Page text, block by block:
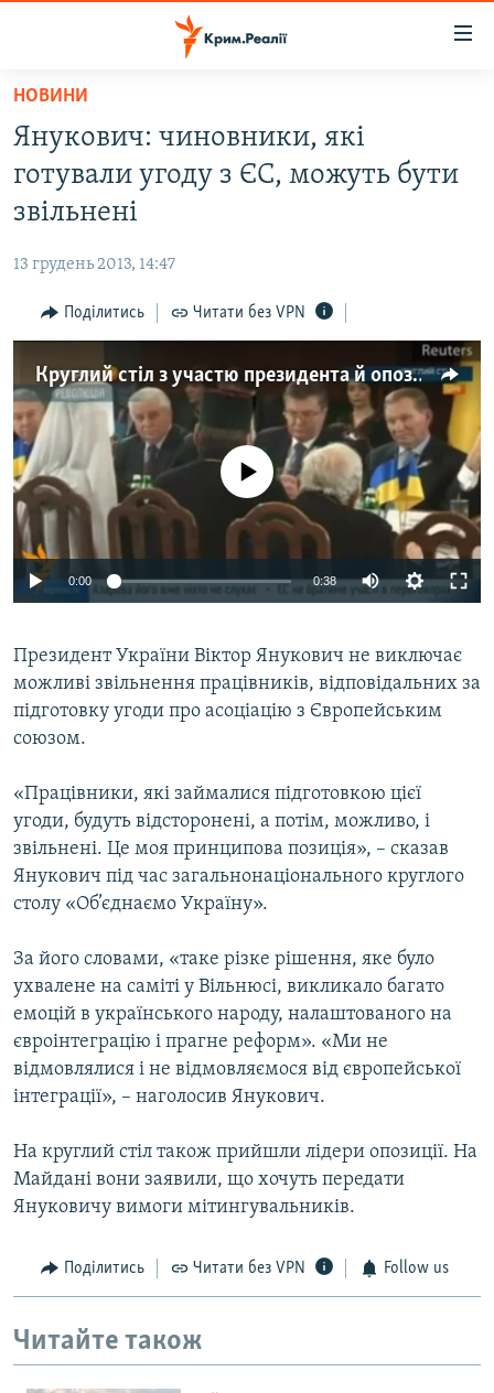
Перейти
основного
матеріалу
Перейти
до
основної
навігації
Перейти
до
пошуку
ВОДА.КРИМ
ВІДЕО ТА ФОТО
БЛОГИ
ПОГЛЯД
ВСЕ ЗА ДЕНЬ
СПЕЦПРОЕКТИ
ДЕПОРТАЦІЯ
ВІДЕОУРОКИ «ELIFBE»
СВІДЧЕННЯ ОКУПАЦІЇ
УКРАЇНСЬКА ПРОБЛЕМА КРИМУ
ЯК ОБІЙТИ БЛОКУВАННЯ
Русский
Qırımtatar
Усі сайти RFE/RL
НОВИНИ
Янукович: чиновники, які
готували угоду з ЄС, можуть бути
звільнені
13 грудень 2013, 14:47
Поділитись Читати без VPN
Круглий стіл з участю президента й опозиції
No media source currently available
0:00 0:38
Президент України Віктор Янукович не виключає
можливі звільнення працівників, відповідальних за
підготовку угоди про асоціацію з Європейським
союзом.
«Працівники, які займалися підготовкою цієї
угоди, будуть відсторонені, а потім, можливо, і
звільнені. Це моя принципова позиція», – сказав
Янукович під час загальнонаціонального круглого
столу «Об’єднаємо Україну».
За його словами, «таке різке рішення, яке було
ухвалене на саміті у Вільнюсі, викликало багато
емоцій в українського народу, налаштованого на
євроінтеграцію і прагне реформ». «Ми не
відмовлялися і не відмовляємося від європейської
інтеграції», – наголосив Янукович.
На круглий стіл також прийшли лідери опозиції. На
Майдані вони заявили, що хочуть передати
Януковичу вимоги мітингувальників.
Поділитись Читати без VPN Follow us
Читайте також